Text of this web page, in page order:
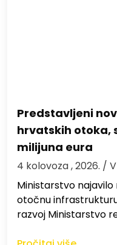
Predstavljeni
hrvatskih otoka,
milijuna eura
4 kolovoza , 2026. /
Ministarstvo
otočnu
razvoj Ministarstvo